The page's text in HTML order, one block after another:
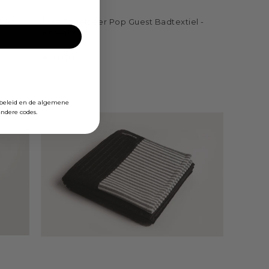
Mae Engelgeer Pop Guest Badtextiel -
Koraalrood
Mae Engelgeer
en de algemene
codes.